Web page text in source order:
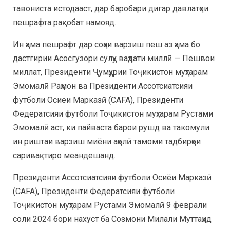
тавониста истодааст, дар баробари дигар давлатҳои
пешрафта рақобат намояд.
Ин ҳама пешрафт дар соҳаи варзиш пеш аз ҳама бо
дастгирии Асосгузори сулҳу ваҳдати миллӣ — Пешвои
миллат, Президенти Ҷумҳурии Тоҷикистон муҳтарам
Эмомалӣ Раҳмон ва Президенти Ассотсиатсияи
футболи Осиёи Марказӣ (CAFA), Президенти
Федератсияи футболи Тоҷикистон муҳтарам Рустами
Эмомалӣ аст, ки пайваста барои рушд ва такомули
ин риштаи варзиш миёни аҳолӣ тамоми тадбирҳои
саривақтиро меандешанд.
Президенти Ассотсиатсияи футболи Осиёи Марказӣ
(CAFA), Президенти Федератсияи футболи
Тоҷикистон муҳтарам Рустами Эмомалӣ 9 феврали
соли 2024 бори нахуст ба Созмони Милали Муттаҳид